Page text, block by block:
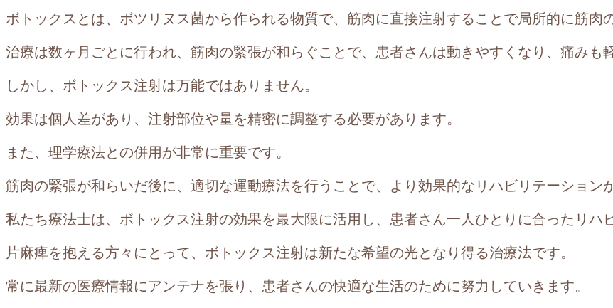
ボトックスとは、ボツリヌス菌から作られる物質で、筋肉に直接注射することで局所的に筋肉
治療は数ヶ月ごとに行われ、筋肉の緊張が和らぐことで、患者さんは動きやすくなり、痛みも
しかし、ボトックス注射は万能ではありません。
効果は個人差があり、注射部位や量を精密に調整する必要があります。
また、理学療法との併用が非常に重要です。
筋肉の緊張が和らいだ後に、適切な運動療法を行うことで、より効果的なリハビリテーション
私たち療法士は、ボトックス注射の効果を最大限に活用し、患者さん一人ひとりに合ったリハ
片麻痺を抱える方々にとって、ボトックス注射は新たな希望の光となり得る治療法です。
常に最新の医療情報にアンテナを張り、患者さんの快適な生活のために努力していきます。